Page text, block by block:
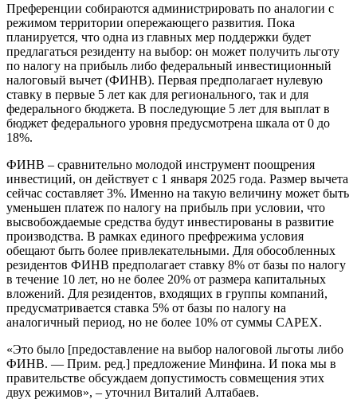
Преференции собираются администрировать по аналогии с
режимом территории опережающего развития. Пока
планируется, что одна из главных мер поддержки будет
предлагаться резиденту на выбор: он может получить льготу
по налогу на прибыль либо федеральный инвестиционный
налоговый вычет (ФИНВ). Первая предполагает нулевую
ставку в первые 5 лет как для регионального, так и для
федерального бюджета. В последующие 5 лет для выплат в
бюджет федерального уровня предусмотрена шкала от 0 до
18%.
ФИНВ – сравнительно молодой инструмент поощрения
инвестиций, он действует с 1 января 2025 года. Размер вычета
сейчас составляет 3%. Именно на такую величину может быть
уменьшен платеж по налогу на прибыль при условии, что
высвобождаемые средства будут инвестированы в развитие
производства. В рамках единого префрежима условия
обещают быть более привлекательными. Для обособленных
резидентов ФИНВ предполагает ставку 8% от базы по налогу
в течение 10 лет, но не более 20% от размера капитальных
вложений. Для резидентов, входящих в группы компаний,
предусматривается ставка 5% от базы по налогу на
аналогичный период, но не более 10% от суммы CAPEX.
«Это было [предоставление на выбор налоговой льготы либо
ФИНВ. — Прим. ред.] предложение Минфина. И пока мы в
правительстве обсуждаем допустимость совмещения этих
двух режимов», – уточнил Виталий Алтабаев.